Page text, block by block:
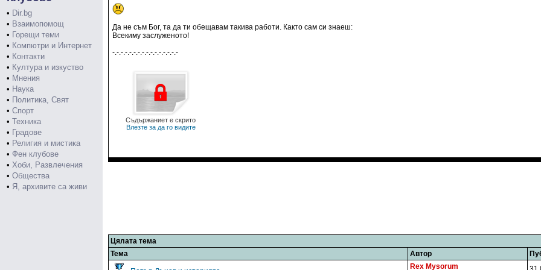
• Dir.bg
• Взаимопомощ
• Горещи теми
• Компютри и Интернет
• Контакти
• Култура и изкуство
• Мнения
• Наука
• Политика, Свят
• Спорт
• Техника
• Градове
• Религия и мистика
• Фен клубове
• Хоби, Развлечения
• Общества
• Я, архивите са живи
Да не съм Бог, та да ти обещавам такива работи. Както сам си знаеш:
Всекиму заслуженото!
-.-.-.-.-.-.-.-.-.-.-.-.-.-.-.-
Съдържаниет е скрито
Влезте за да го видите
Цялата тема
Тема
Автор
Rex Mysorum